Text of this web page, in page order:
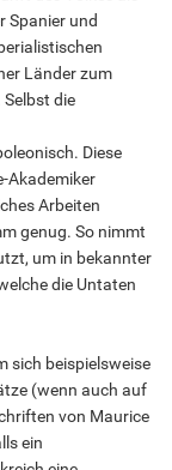
Spanier und
Länder zum
die
Diese
Akademiker
Arbeiten
genug. So nimmt
um in bekannter
die Untaten
sich beispielsweise
(wenn auch auf
von Maurice
ein